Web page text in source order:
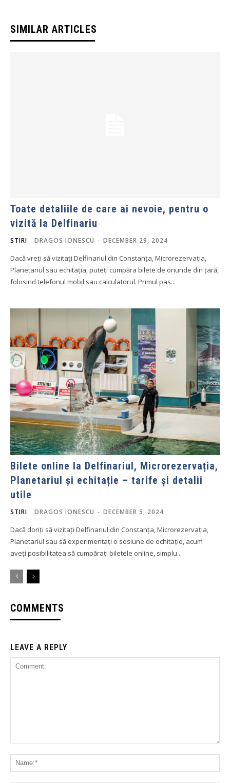
SIMILAR ARTICLES
Toate detaliile de care ai nevoie, pentru o
vizită la Delfinariu
STIRI DRAGOS IONESCU - DECEMBER 29, 2024
Dacă vreți să vizitați Delfinariul din Constanța, Microrezervația,
Planetariul sau echitația, puteți cumpăra bilete de oriunde din țară,
folosind telefonul mobil sau calculatorul. Primul pas...
Bilete online la Delfinariul, Microrezervația,
Planetariul și echitație – tarife și detalii
utile
STIRI DRAGOS IONESCU - DECEMBER 5, 2024
Dacă doriți să vizitați Delfinariul din Constanța, Microrezervația,
Planetariul sau să experimentați o sesiune de echitație, acum
aveți posibilitatea să cumpărați biletele online, simplu...
COMMENTS
LEAVE A REPLY